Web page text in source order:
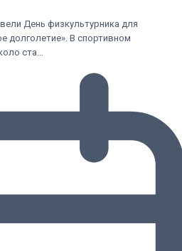
День физкультурника для
долголетие». В спортивном
ста…